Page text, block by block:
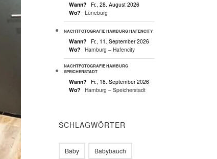
Wann?
Fr., 28. August 2026
Wo?
Lüneburg
NACHTFOTOGRAFIE HAMBURG HAFENCITY
Wann?
Fr., 11. September 2026
Wo?
Hamburg – Hafencity
NACHTFOTOGRAFIE HAMBURG
SPEICHERSTADT
Wann?
Fr., 18. September 2026
Wo?
Hamburg – Speicherstadt
SCHLAGWÖRTER
Baby Babybauch